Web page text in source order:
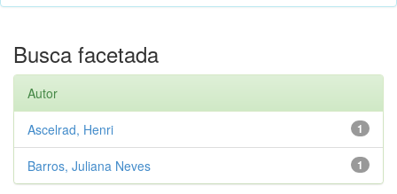
Busca facetada
Autor
1
Ascelrad, Henri
1
Barros, Juliana Neves